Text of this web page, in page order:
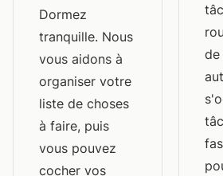
Dormez
tranquille. Nous
vous aidons à
organiser votre
liste de choses
à faire, puis
vous pouvez
cocher vos
de